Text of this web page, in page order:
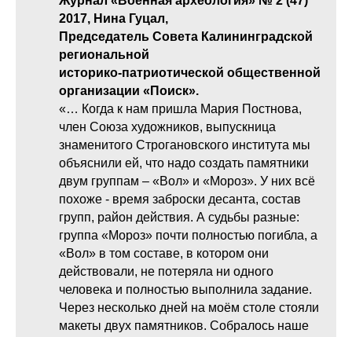
2017, Нина Гуцал,
Председатель Совета Калининградской
региональной
историко-патриотической общественной
организации «Поиск».
«… Когда к нам пришла Мария Постнова,
член Союза художников, выпускница
знаменитого Строгановского института мы
объяснили ей, что надо создать памятники
двум группам – «Вол» и «Мороз». У них всё
похоже - время заброски десанта, состав
групп, район действия. А судьбы разные:
группа «Мороз» почти полностью погибла, а
«Вол» в том составе, в котором они
действовали, не потеряла ни одного
человека и полностью выполнила задание.
Через несколько дней на моём столе стояли
макеты двух памятников. Собралось наше